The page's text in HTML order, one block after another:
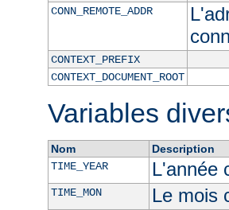
CONN_REMOTE_ADDR
CONTEXT_PREFIX
CONTEXT_DOCUMENT_ROOT
Variables
Nom
Description
TIME_YEAR
L'année
TIME_MON Le mois